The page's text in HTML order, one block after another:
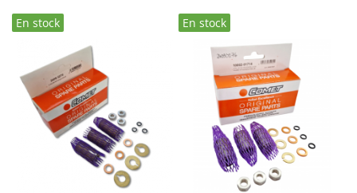
En stock En stock